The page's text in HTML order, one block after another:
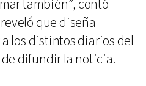
también”, contó
que diseña
los distintos diarios del
difundir la noticia.